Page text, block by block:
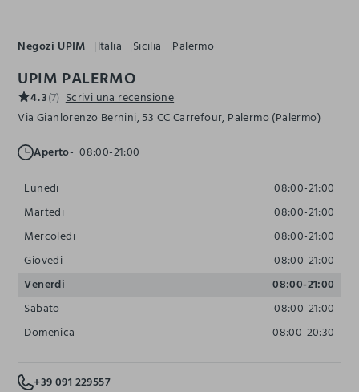
Negozi UPIM Italia Sicilia Palermo
UPIM PALERMO
4.3(7) Scrivi una recensione
Via Gianlorenzo Bernini, 53 CC Carrefour, Palermo (Palermo)
Aperto 08:00-21:00
Lunedi
08:00-21:00
Martedi
08:00-21:00
Mercoledi
08:00-21:00
Giovedi
08:00-21:00
Venerdi
08:00-21:00
Sabato
08:00-21:00
Domenica
08:00-20:30
+39 091 229557